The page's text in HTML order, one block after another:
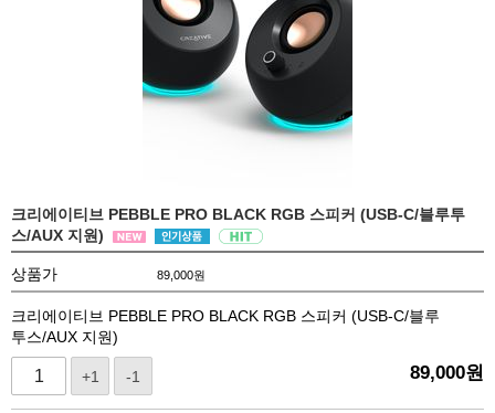
크리에이티브 PEBBLE PRO BLACK RGB 스피커 (USB-C/블루투
스/AUX 지원)
상품가 89,000원
크리에이티브 PEBBLE PRO BLACK RGB 스피커 (USB-C/블루
투스/AUX 지원)
+1 -1 89,000원